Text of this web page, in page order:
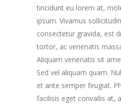
tincidunt eu lorem at,
ipsum. Vivamus
consectetur gravida, est
tortor, ac venenatis
Aliquam venenatis sit
Sed vel aliquam quam.
et ante semper feugiat.
facilisis eget convallis at,